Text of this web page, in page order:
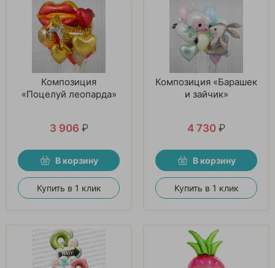
Композиция
«Поцелуй леопарда»
3 906 ₽
В корзину
Купить в 1 клик
Композиция «Барашек
и зайчик»
4 730 ₽
В корзину
Купить в 1 клик